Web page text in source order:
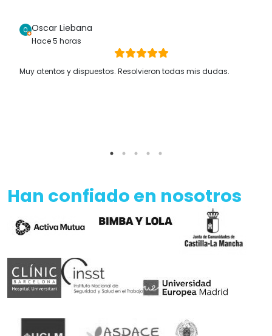
Oscar Liebana
Hace 5 horas
Muy atentos y dispuestos. Resolvieron todas mis dudas.
Han confiado en nosotros